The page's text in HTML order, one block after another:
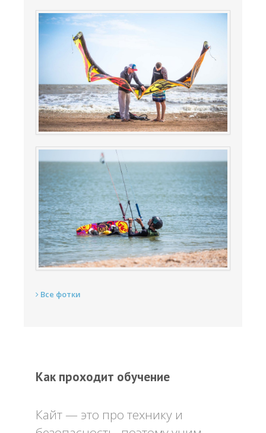
Все фотки
Как проходит обучение
Кайт — это про технику и